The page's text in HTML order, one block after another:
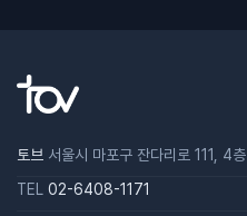
토브 서울시 마포구 잔다리로 111, 4층
TEL 02-6408-1171